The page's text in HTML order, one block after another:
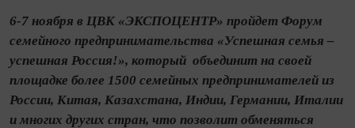
6-7 ноября в ЦВК «ЭКСПОЦЕНТР» пройдет Форум
семейного предпринимательства «Успешная семья –
успешная Россия!», который объединит на своей
площадке более 1500 семейных предпринимателей из
России, Китая, Казахстана, Индии, Германии, Италии
и многих других стран, что позволит обменяться